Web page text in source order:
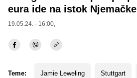
eura ide na istok Njemačke
19.05.24. - 16:00,
Teme: Jamie Leweling Stuttgart